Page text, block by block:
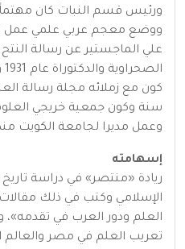
ورئيس قسم النبات كان مهتماً
ووضع معجم عربي علمي عمل
علي الماجستير عن رسالة النتح
سنة وكون جمعية خريجي
وعمل مديرا لجامعة الكويت
إسهامته
ريادة «منتصر» في دراسة
الإسلامي وكتب في ذلك
العلم ودور العرب في تقدمه»،
تعريب العلم في مصر والعالم